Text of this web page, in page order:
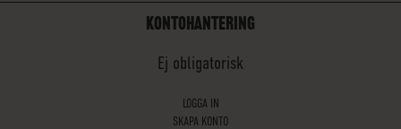
KONTOHANTERING
Ej obligatorisk
LOGGA IN
SKAPA KONTO